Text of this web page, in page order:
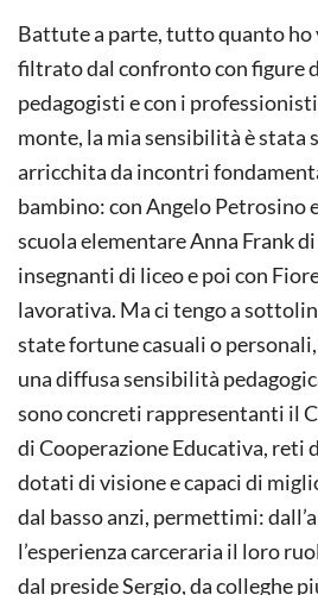
Battute a parte, tutto quanto ho
filtrato dal confronto con figure
pedagogisti e con i
monte, la mia sensibilità è stata
arricchita da incontri
bambino: con Angelo Petrosino
scuola elementare Anna Frank
insegnanti di liceo e poi con
lavorativa. Ma ci tengo a
state fortune casuali o
una diffusa sensibilità
sono concreti rappresentanti il
di Cooperazione Educativa, reti
dotati di visione e capaci di
dal basso anzi, permettimi:
l’esperienza carceraria il loro
dal preside Sergio, da colleghe